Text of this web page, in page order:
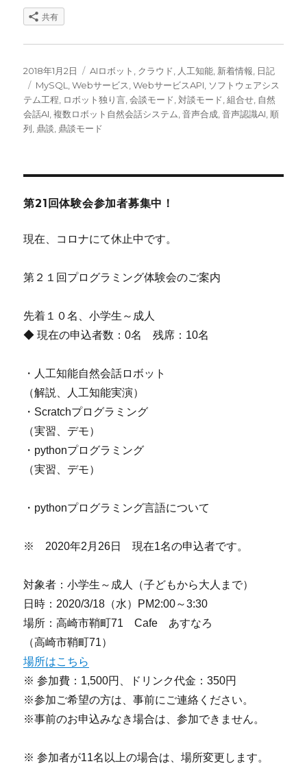
共有
投
稿
日:
2018年1月2日
カ
テ
ゴ
リ
ー
AIロボット クラウド 人工知能 新着情報 日記
タ
グ
MySQL ,Webサービス ,WebサービスAPI ソフトウェアシス
テム工程 ロボット独り言 ,会談モード ,対談モード ,組合せ 自然
会話AI ,複数ロボット自然会話システム ,音声合成 ,音声認識AI 順
列 鼎談 鼎談モード
第21回体験会参加者募集中！
現在、コロナにて休止中です。
第２１回プログラミング体験会のご案内
先着１０名、小学生～成人
◆ 現在の申込者数：0名 残席：10名
・人工知能自然会話ロボット
（解説、人工知能実演）
・Scratchプログラミング
（実習、デモ）
・pythonプログラミング
（実習、デモ）
・pythonプログラミング言語について
※ 2020年2月26日 現在1名の申込者です。
対象者：小学生～成人（子どもから大人まで）
日時：2020/3/18（水）PM2:00～3:30
場所：高崎市鞘町71 Cafe あすなろ
（高崎市鞘町71）
場所はこちら
※ 参加費：1,500円、ドリンク代金：350円
※参加ご希望の方は、事前にご連絡ください。
※事前のお申込みなき場合は、参加できません。
※ 参加者が11名以上の場合は、場所変更します。